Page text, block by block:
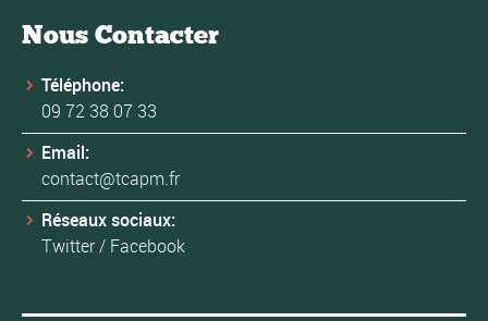
Nous Contacter
Téléphone:
09 72 38 07 33
Email:
contact@tcapm.fr
Réseaux sociaux:
Twitter/ Facebook